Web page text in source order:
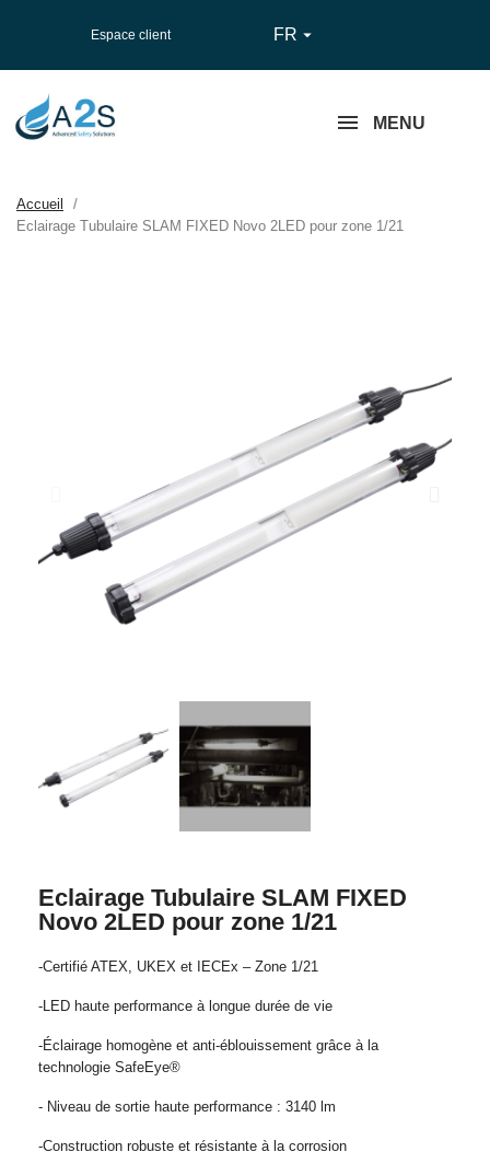
Espace client FR 
MENU
Accueil
Eclairage Tubulaire SLAM FIXED Novo 2LED pour zone 1/21
Eclairage Tubulaire SLAM FIXED
Novo 2LED pour zone 1/21
-Certifié ATEX, UKEX et IECEx – Zone 1/21
-LED haute performance à longue durée de vie
-Éclairage homogène et anti-éblouissement grâce à la
technologie SafeEye®
- Niveau de sortie haute performance : 3140 lm
-Construction robuste et résistante à la corrosion